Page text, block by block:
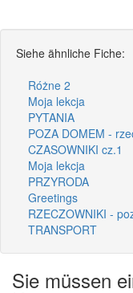
Siehe ähnliche Fiche:
Różne 2
Moja lekcja
PYTANIA
POZA DOMEM -
CZASOWNIKI cz.1
Moja lekcja
PRZYRODA
Greetings
RZECZOWNIKI -
TRANSPORT
Sie müssen